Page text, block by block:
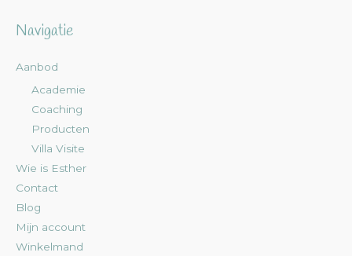
Navigatie
Aanbod
Academie
Coaching
Producten
Villa Visite
Wie is Esther
Contact
Blog
Mijn account
Winkelmand